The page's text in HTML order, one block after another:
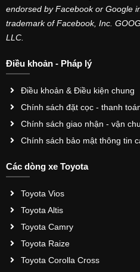
endorsed by Facebook or Google
trademark of Facebook, Inc.
LLC.
Điều khoản - Pháp lý
Điều khoản & Điều kiện chung
Chính sách đặt cọc - thanh
Chính sách giao nhận - vận
Chính sách bảo mật thông tin
Các dòng xe Toyota
Toyota Vios
Toyota Altis
Toyota Camry
Toyota Raize
Toyota Corolla Cross